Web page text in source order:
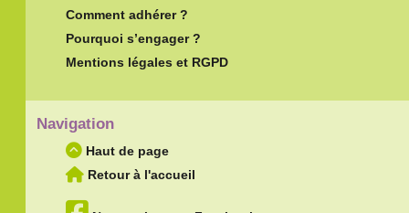
Comment adhérer ?
Pourquoi s’engager ?
Mentions légales et RGPD
Navigation
Haut de page
Retour à l'accueil